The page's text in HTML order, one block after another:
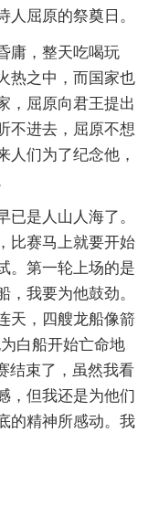
人屈原的祭奠日。
庸，整天吃喝玩
热之中，而国家也
，屈原向君王提出
不进去，屈原不想
人们为了纪念他，
已是人山人海了。
比赛马上就要开始
。第一轮上场的是
我要为他鼓劲。
天，四艘龙船像箭
白船开始亡命地
结束了，虽然我看
，但我还是为他们
的精神所感动。我